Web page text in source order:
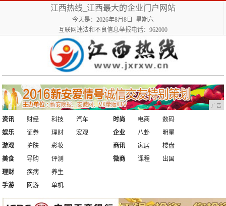
江西热线_江西最大的企业门户网站
今天是：2026年8月8日 星期六
互联网违法和不良信息举报电话：962000
广告
资讯 财经 科技
汽车
娱乐
证券 理财 宏观
时尚 电商
数码
企业
八卦
明星
游戏
护肤
彩妆
美食
导购 评测
商讯 家居
楼盘
微商
课程
出国
理财
疾病
养生
手游
网游 单机